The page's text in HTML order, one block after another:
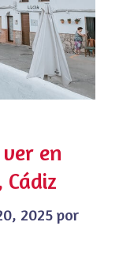
en
2025por